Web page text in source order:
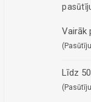
Vairāk
Līdz